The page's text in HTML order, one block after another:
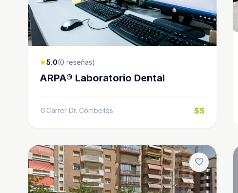
star5.0(0 reseñas)
ARPA® Laboratorio Dental
location_onCarrer Dr. Combelles $$
favorite